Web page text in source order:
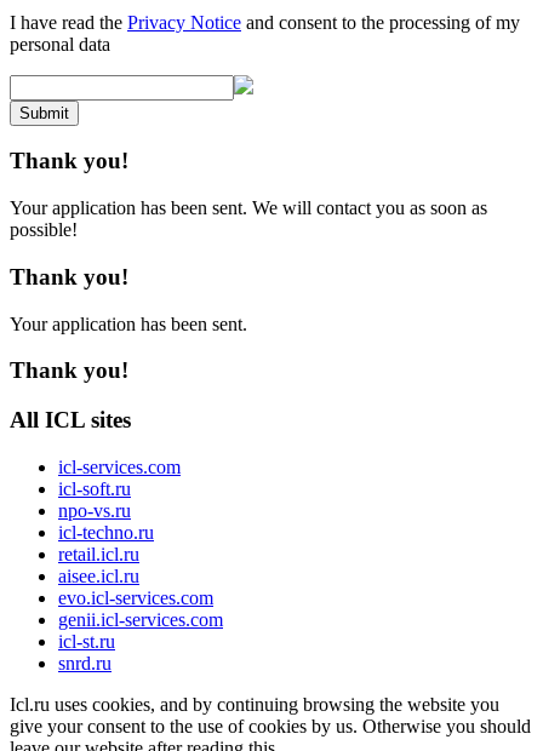
I have read the Privacy Notice and consent to the processing of my
personal data
Submit
Thank you!
Your application has been sent. We will contact you as soon as
possible!
Thank you!
Your application has been sent.
Thank you!
All ICL sites
icl-services.com
icl-soft.ru
npo-vs.ru
icl-techno.ru
retail.icl.ru
aisee.icl.ru
evo.icl-services.com
genii.icl-services.com
icl-st.ru
snrd.ru
Icl.ru uses cookies, and by continuing browsing the website you
give your consent to the use of cookies by us. Otherwise you should